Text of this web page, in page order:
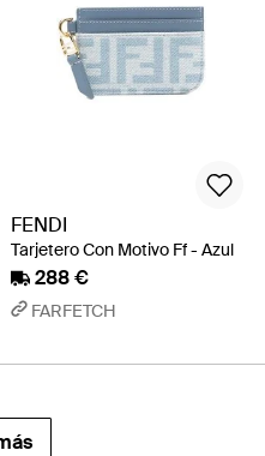
FENDI
Tarjetero Con Motivo Ff - Azul
288 €
FARFETCH